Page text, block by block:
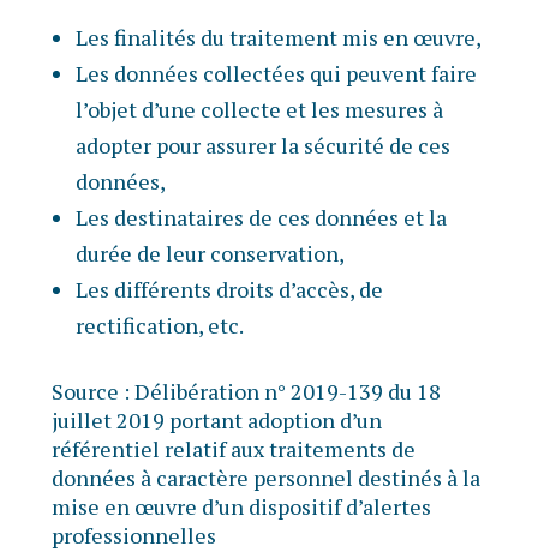
Les finalités du traitement mis en œuvre,
Les données collectées qui peuvent faire
l’objet d’une collecte et les mesures à
adopter pour assurer la sécurité de ces
données,
Les destinataires de ces données et la
durée de leur conservation,
Les différents droits d’accès, de
rectification, etc.
Source : Délibération n° 2019-139 du 18
juillet 2019 portant adoption d’un
référentiel relatif aux traitements de
données à caractère personnel destinés à la
mise en œuvre d’un dispositif d’alertes
professionnelles